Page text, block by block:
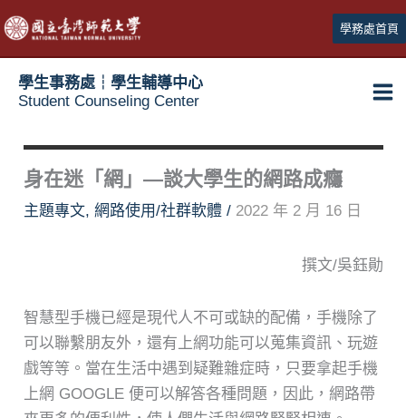
跳
至
主
學務處首頁
學生事務處┆學生輔導中心
Student Counseling Center
身在迷「網」—談大學生的網路成癮
主題專文, 網路使用/社群軟體/ 2022 年 2 月 16 日
撰文/吳鈺勛
智慧型手機已經是現代人不可或缺的配備，手機除了
可以聯繫朋友外，還有上網功能可以蒐集資訊、玩遊
戲等等。當在生活中遇到疑難雜症時，只要拿起手機
上網 GOOGLE 便可以解答各種問題，因此，網路帶